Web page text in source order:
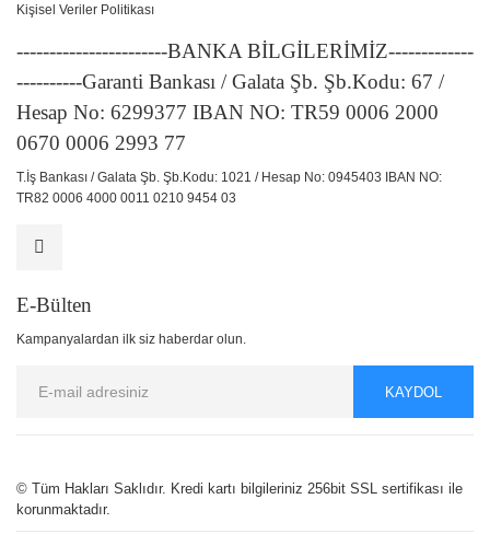
Kişisel Veriler Politikası
-----------------------BANKA BİLGİLERİMİZ-------------
----------Garanti Bankası / Galata Şb. Şb.Kodu: 67 /
Hesap No: 6299377 IBAN NO: TR59 0006 2000
0670 0006 2993 77
T.İş Bankası / Galata Şb. Şb.Kodu: 1021 / Hesap No: 0945403 IBAN NO:
TR82 0006 4000 0011 0210 9454 03
E-Bülten
Kampanyalardan ilk siz haberdar olun.
KAYDOL
© Tüm Hakları Saklıdır. Kredi kartı bilgileriniz 256bit SSL sertifikası ile
korunmaktadır.